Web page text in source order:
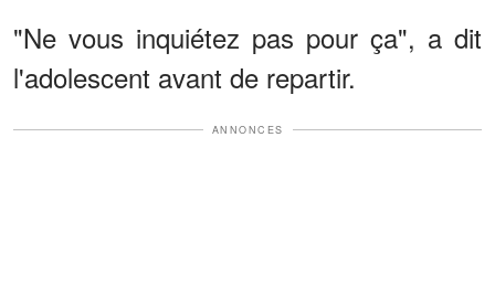
"Ne vous inquiétez pas pour ça", a dit
l'adolescent avant de repartir.
ANNONCES